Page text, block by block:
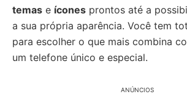
temas e ícones prontos até a
a sua própria aparência. Você tem
para escolher o que mais combina
um telefone único e especial.
ANÚNCIOS